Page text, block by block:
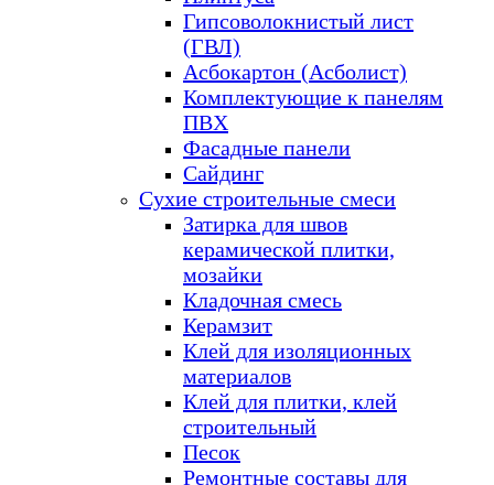
Гипсоволокнистый лист
(ГВЛ)
Асбокартон (Асболист)
Комплектующие к панелям
ПВХ
Фасадные панели
Сайдинг
Сухие строительные смеси
Затирка для швов
керамической плитки,
мозайки
Кладочная смесь
Керамзит
Клей для изоляционных
материалов
Клей для плитки, клей
строительный
Песок
Ремонтные составы для